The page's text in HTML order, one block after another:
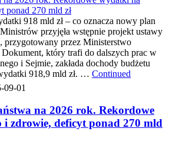
ponad 270 mld zł
918 mld zł – co oznacza nowy plan
przyjęła wstępnie projekt ustawy
przygotowany przez Ministerstwo
który trafi do dalszych prac w
i Sejmie, zakłada dochody budżetu
918,9 mld zł. … Continued
09-01
na 2026 rok. Rekordowe
zdrowie, deficyt ponad 270 mld